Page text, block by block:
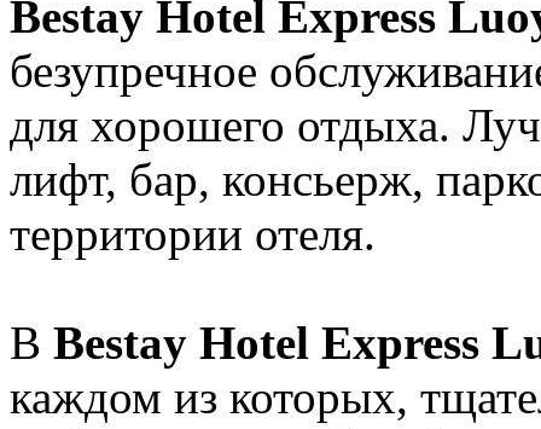
Bestay Hotel Express
безупречное
для хорошего отдыха.
лифт, бар, консьерж,
территории отеля.
В Bestay Hotel Express
каждом из которых,